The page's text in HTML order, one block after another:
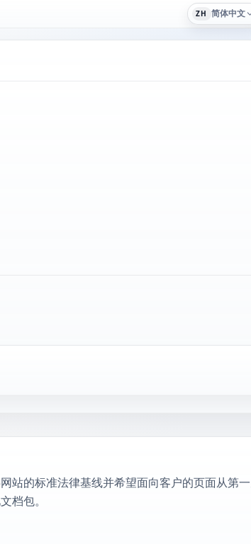
ZH 简体中文
站的标准法律基线并希望面向客户的页面从第
档包。